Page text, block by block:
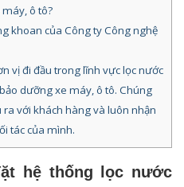
ô tô?
khoan của Công ty Công nghệ
vị đi đầu trong lĩnh vực lọc nước
dưỡng xe máy, ô tô. Chúng
với khách hàng và luôn nhận
tác của mình.
hệ thống lọc nước